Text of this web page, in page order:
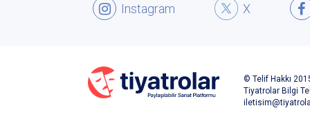
X
Instagram
© Telif Hakkı
Tiyatrolar Bilgi